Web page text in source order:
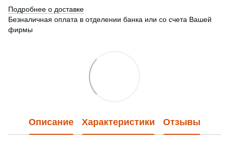
Подробнее о доставке
Безналичная оплата в отделении банка или со счета Вашей
фирмы
Описание Характеристики Отзывы